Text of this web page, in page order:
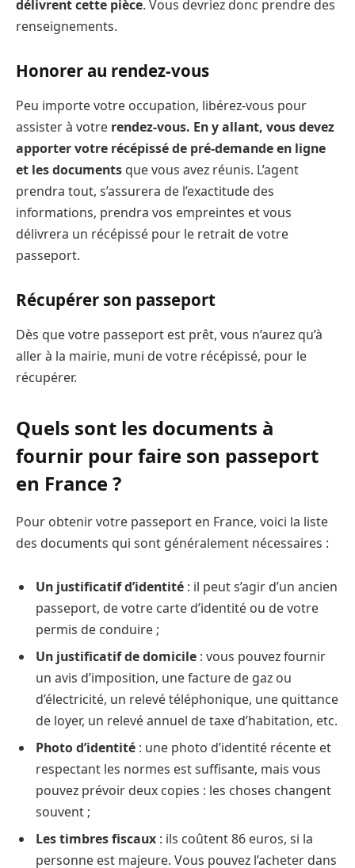
délivrent cette pièce. Vous devriez donc prendre des
renseignements.
Honorer au rendez-vous
Peu importe votre occupation, libérez-vous pour
assister à votre rendez-vous. En y allant, vous devez
apporter votre récépissé de pré-demande en ligne
et les documents que vous avez réunis. L’agent
prendra tout, s’assurera de l’exactitude des
informations, prendra vos empreintes et vous
délivrera un récépissé pour le retrait de votre
passeport.
Récupérer son passeport
Dès que votre passeport est prêt, vous n’aurez qu’à
aller à la mairie, muni de votre récépissé, pour le
récupérer.
Quels sont les documents à
fournir pour faire son passeport
en France ?
Pour obtenir votre passeport en France, voici la liste
des documents qui sont généralement nécessaires :
Un justificatif d’identité : il peut s’agir d’un ancien
passeport, de votre carte d’identité ou de votre
permis de conduire ;
Un justificatif de domicile : vous pouvez fournir
un avis d’imposition, une facture de gaz ou
d’électricité, un relevé téléphonique, une quittance
de loyer, un relevé annuel de taxe d’habitation, etc.
Photo d’identité : une photo d’identité récente et
respectant les normes est suffisante, mais vous
pouvez prévoir deux copies : les choses changent
souvent ;
Les timbres fiscaux : ils coûtent 86 euros, si la
personne est majeure. Vous pouvez l’acheter dans